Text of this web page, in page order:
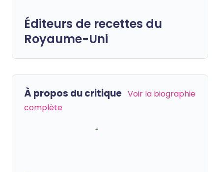
Éditeurs de recettes du
Royaume-Uni
À propos du critique Voir la biographie
complète